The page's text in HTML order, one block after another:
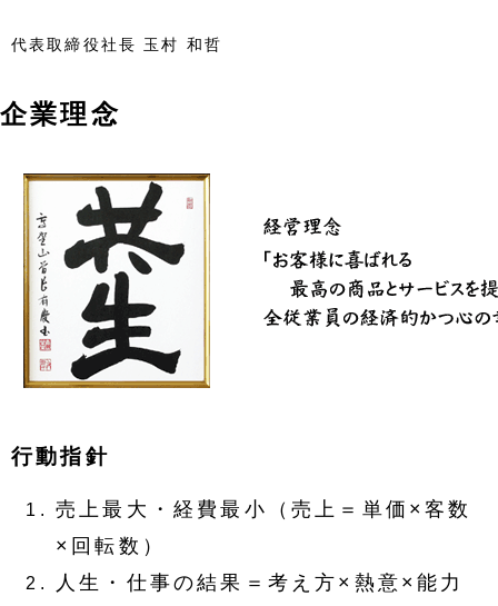
代表取締役社長 玉村 和哲
企業理念
行動指針
売上最大・経費最小（売上＝単価×客数
×回転数）
人生・仕事の結果＝考え方×熱意×能力